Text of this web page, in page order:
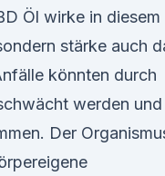
Öl wirke in diesem
stärke auch
könnten durch
werden und
Der